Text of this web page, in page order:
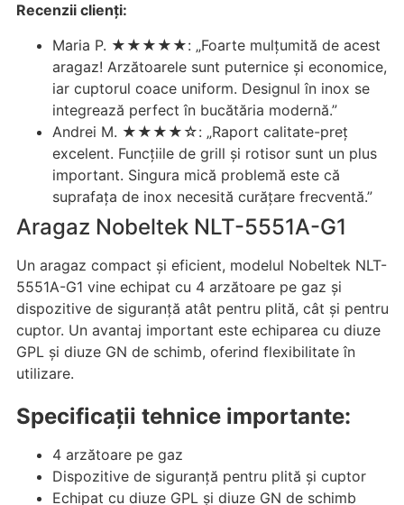
Recenzii clienți:
Maria P. ★★★★★: „Foarte mulțumită de acest
aragaz! Arzătoarele sunt puternice și economice,
iar cuptorul coace uniform. Designul în inox se
integrează perfect în bucătăria modernă.”
Andrei M. ★★★★☆: „Raport calitate-preț
excelent. Funcțiile de grill și rotisor sunt un plus
important. Singura mică problemă este că
suprafața de inox necesită curățare frecventă.”
Aragaz Nobeltek NLT-5551A-G1
Un aragaz compact și eficient, modelul Nobeltek NLT-
5551A-G1 vine echipat cu 4 arzătoare pe gaz și
dispozitive de siguranță atât pentru plită, cât și pentru
cuptor. Un avantaj important este echiparea cu diuze
GPL și diuze GN de schimb, oferind flexibilitate în
utilizare.
Specificații tehnice importante:
4 arzătoare pe gaz
Dispozitive de siguranță pentru plită și cuptor
Echipat cu diuze GPL și diuze GN de schimb